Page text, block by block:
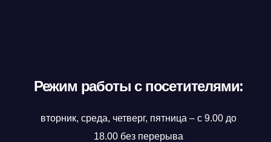
Режим работы с посетителями:
вторник, среда, четверг, пятница – с 9.00 до
18.00 без перерыва